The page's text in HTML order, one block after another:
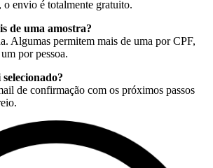
o envio é totalmente gratuito.
de uma amostra?
Algumas permitem mais de uma por CPF,
por pessoa.
de confirmação com os próximos passos